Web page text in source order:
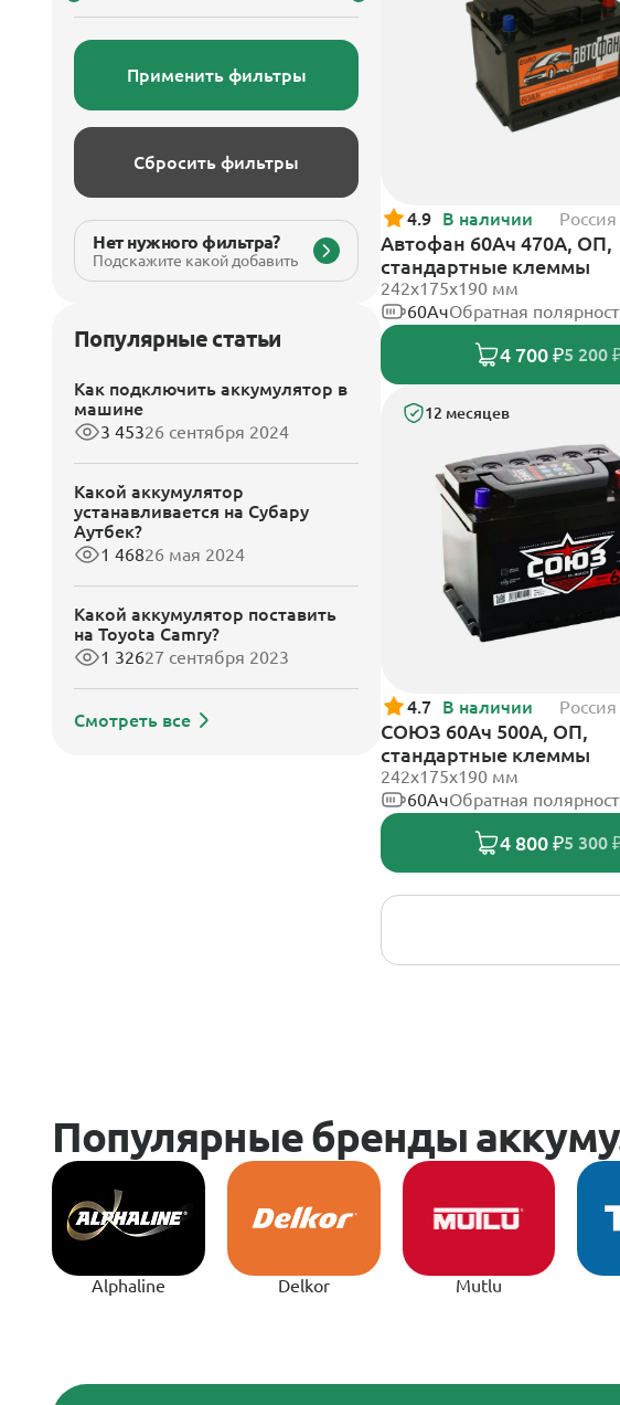
Применить фильтры
Сбросить фильтры
Нет нужного фильтра?
Подскажите какой добавить
Популярные статьи
Как подключить аккумулятор в
машине
3 45326 сентября 2024
Какой аккумулятор
устанавливается на Субару
Аутбек?
1 46826 мая 2024
Какой аккумулятор поставить
на Toyota Camry?
1 32627 сентября 2023
Смотреть все
4.9 В наличии Россия
Автофан 60Ач 470А, ОП,
стандартные клеммы
242х175х190 мм
60АчОбратная
4 700 ₽5 200
12 месяцев
4.7 В наличии Россия
СОЮЗ 60Ач 500А, ОП,
стандартные клеммы
242x175x190 мм
60АчОбратная
4 800 ₽5 300
Alphaline Delkor Mutlu